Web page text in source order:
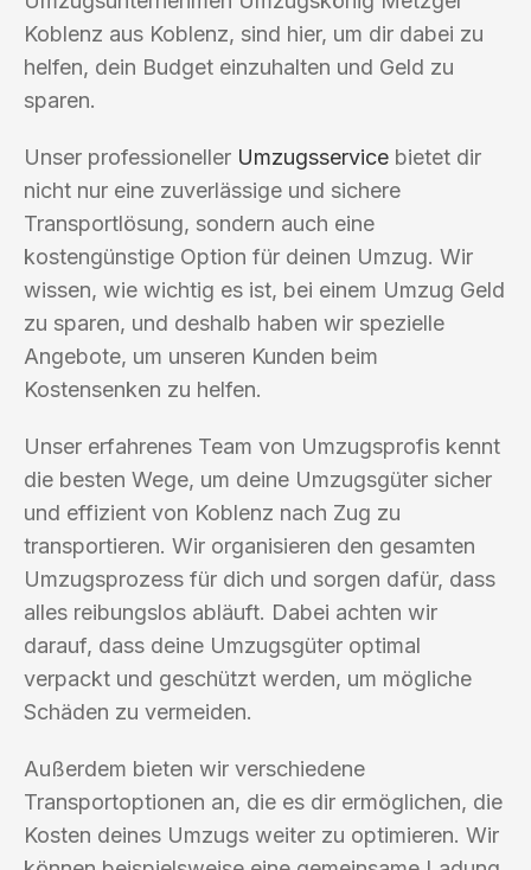
Koblenz aus Koblenz, sind hier, um dir dabei zu
helfen, dein Budget einzuhalten und Geld zu
sparen.
Unser professioneller Umzugsservice bietet dir
nicht nur eine zuverlässige und sichere
Transportlösung, sondern auch eine
kostengünstige Option für deinen Umzug. Wir
wissen, wie wichtig es ist, bei einem Umzug Geld
zu sparen, und deshalb haben wir spezielle
Angebote, um unseren Kunden beim
Kostensenken zu helfen.
Unser erfahrenes Team von Umzugsprofis kennt
die besten Wege, um deine Umzugsgüter sicher
und effizient von Koblenz nach Zug zu
transportieren. Wir organisieren den gesamten
Umzugsprozess für dich und sorgen dafür, dass
alles reibungslos abläuft. Dabei achten wir
darauf, dass deine Umzugsgüter optimal
verpackt und geschützt werden, um mögliche
Schäden zu vermeiden.
Außerdem bieten wir verschiedene
Transportoptionen an, die es dir ermöglichen, die
Kosten deines Umzugs weiter zu optimieren. Wir